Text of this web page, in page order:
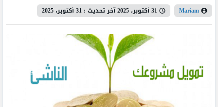
Mariam 31 أكتوبر، 2025 آخر تحديث : 31 أكتوبر، 2025